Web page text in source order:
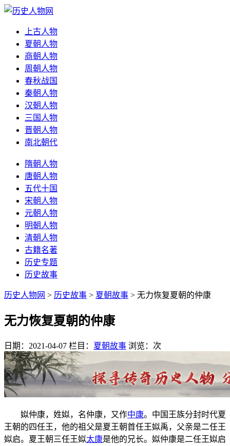
上古人物
夏朝人物
商朝人物
周朝人物
春秋战国
秦朝人物
汉朝人物
三国人物
晋朝人物
南北朝代
隋朝人物
唐朝人物
五代十国
宋朝人物
元朝人物
明朝人物
清朝人物
古籍名著
历史专题
历史故事
历史人物网 > 历史故事 > 夏朝故事 > 无力恢复夏朝的仲康
无力恢复夏朝的仲康
日期：2021-04-07 栏目： 夏朝故事 浏览： 次
姒仲康，姓姒，名仲康，又作中康。中国王族分封时代夏
王朝的四任王，他的祖父是夏王朝首任王姒禹，父亲是二任王
姒启。夏王朝三任王姒太康是他的兄长。姒仲康是二任王姒启